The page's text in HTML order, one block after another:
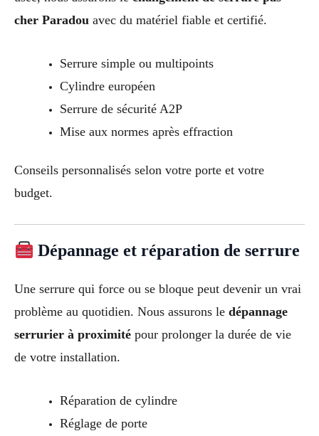
cher Paradou avec du matériel fiable et certifié.
Serrure simple ou multipoints
Cylindre européen
Serrure de sécurité A2P
Mise aux normes après effraction
Conseils personnalisés selon votre porte et votre
budget.
Dépannage et réparation de serrure
Une serrure qui force ou se bloque peut devenir un vrai
problème au quotidien. Nous assurons le dépannage
serrurier à proximité pour prolonger la durée de vie
de votre installation.
Réparation de cylindre
Réglage de porte